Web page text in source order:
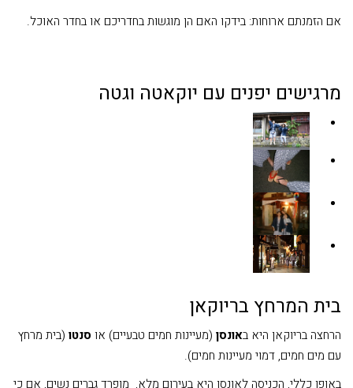
אם הזמנתם ארוחות: בידקו האם הן מוגשות בחדריכם או בחדר האוכל.
מרגישים יפנים עם יוקאטה וגטה
בית המרחץ בריוקאן
הרחצה בריוקאן היא באונסן (מעיינות חמים טבעיים) או סנטו (בית מרחץ
עם מים חמים, דמוי מעיינות חמים).
באופן כללי, הכניסה לאונסן היא בעירום מלא, מופרד גברים נשים, אם כי